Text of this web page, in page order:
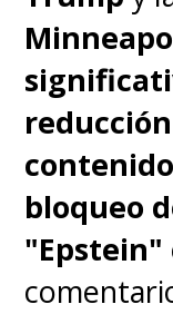
Si bien la
debería
enero,
por parte
ya hayan
contenido
bloqueo
"Epstein"